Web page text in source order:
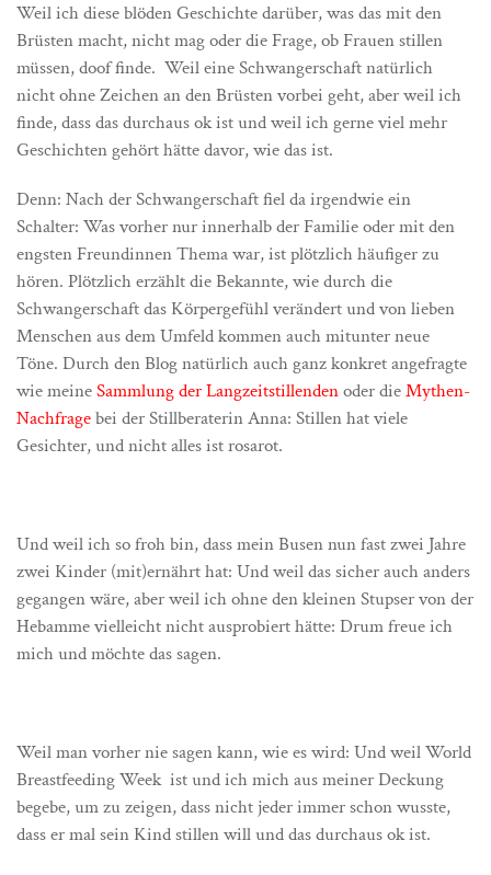
Weil ich diese blöden Geschichte darüber, was das mit den
Brüsten macht, nicht mag oder die Frage, ob Frauen stillen
müssen, doof finde. Weil eine Schwangerschaft natürlich
nicht ohne Zeichen an den Brüsten vorbei geht, aber weil ich
finde, dass das durchaus ok ist und weil ich gerne viel mehr
Geschichten gehört hätte davor, wie das ist.
Denn: Nach der Schwangerschaft fiel da irgendwie ein
Schalter: Was vorher nur innerhalb der Familie oder mit den
engsten Freundinnen Thema war, ist plötzlich häufiger zu
hören. Plötzlich erzählt die Bekannte, wie durch die
Schwangerschaft das Körpergefühl verändert und von lieben
Menschen aus dem Umfeld kommen auch mitunter neue
Töne. Durch den Blog natürlich auch ganz konkret angefragte
wie meineSammlung der Langzeitstillendenoder dieMythen-
Nachfragebei der Stillberaterin Anna: Stillen hat viele
Gesichter, und nicht alles ist rosarot.
Und weil ich so froh bin, dass mein Busen nun fast zwei Jahre
zwei Kinder (mit)ernährt hat: Und weil das sicher auch anders
gegangen wäre, aber weil ich ohne den kleinen Stupser von der
Hebamme vielleicht nicht ausprobiert hätte: Drum freue ich
mich und möchte das sagen.
Weil man vorher nie sagen kann, wie es wird: Und weil World
Breastfeeding Week ist und ich mich aus meiner Deckung
begebe, um zu zeigen, dass nicht jeder immer schon wusste,
dass er mal sein Kind stillen will und das durchaus ok ist.